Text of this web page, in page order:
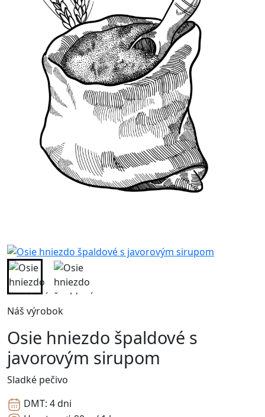
Náš výrobok
Osie hniezdo špaldové s
javorovým sirupom
Sladké pečivo
DMT: 4 dni